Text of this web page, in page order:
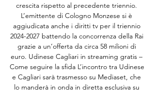
crescita rispetto al precedente triennio.
L’emittente di Cologno Monzese si è
aggiudicata anche i diritti tv per il triennio
2024-2027 battendo la concorrenza della Rai
grazie a un’offerta da circa 58 milioni di
euro. Udinese Cagliari in streaming gratis –
Come seguire la sfida L’incontro tra Udinese
e Cagliari sarà trasmesso su Mediaset, che
lo manderà in onda in diretta esclusiva su